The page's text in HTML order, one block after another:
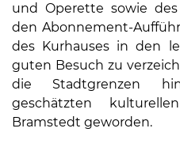
Uhr
und
14
18
Uhr
und Operette sowie des
den Abonnement-
des Kurhauses in den
guten Besuch zu
die Stadtgrenzen
geschätzten
Bramstedt geworden.